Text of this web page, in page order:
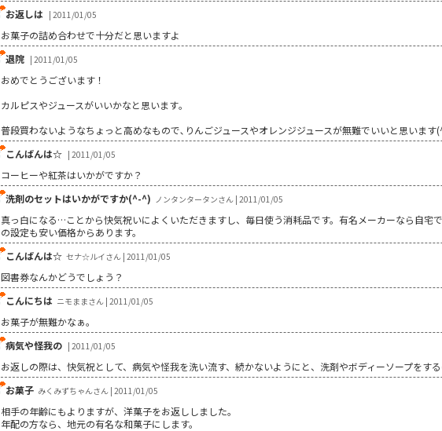
お返しは | 2011/01/05
お菓子の詰め合わせで十分だと思いますよ
退院 | 2011/01/05
おめでとうございます！
カルピスやジュースがいいかなと思います｡
普段買わないようなちょっと高めなもので､りんごジュースやオレンジジュースが無難でいいと思います
こんばんは☆ | 2011/01/05
コーヒーや紅茶はいかがですか？
洗剤のセットはいかがですか(^-^) ノンタンタータンさん | 2011/01/05
真っ白になる…ことから快気祝いによくいただきますし、毎日使う消耗品です。有名メーカーなら自宅
の設定も安い価格からあります。
こんばんは☆ セナ☆ルイさん | 2011/01/05
図書券なんかどうでしょう？
こんにちは ニモままさん | 2011/01/05
お菓子が無難かなぁ。
病気や怪我の | 2011/01/05
お返しの際は、快気祝として、病気や怪我を洗い流す、続かないようにと、洗剤やボディーソープをする
お菓子 みくみずちゃんさん | 2011/01/05
相手の年齢にもよりますが、洋菓子をお返ししました。
年配の方なら、地元の有名な和菓子にします。